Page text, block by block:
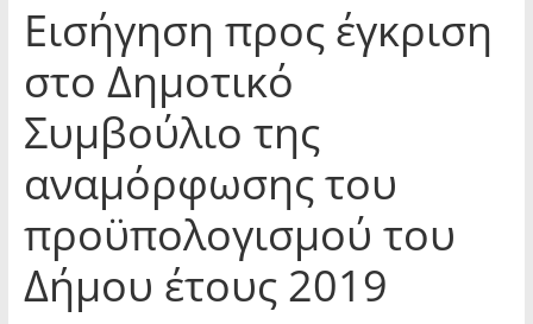
Εισήγηση προς έγκριση
στο Δημοτικό
Συμβούλιο της
αναμόρφωσης του
προϋπολογισμού του
Δήμου έτους 2019